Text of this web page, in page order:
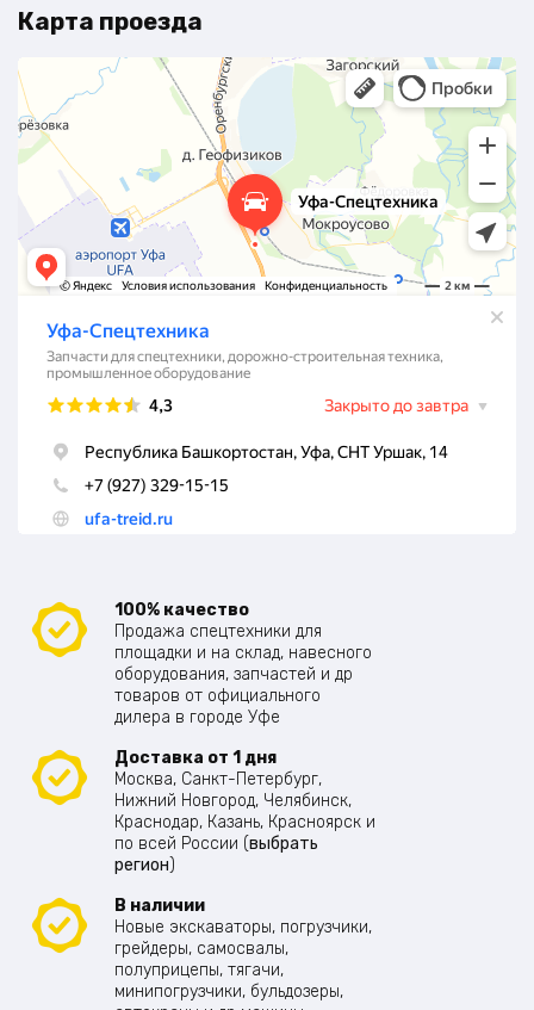
Карта проезда
100% качество
Продажа спецтехники для
площадки и на склад, навесного
оборудования, запчастей и др
товаров от официального
дилера в городе Уфе
Доставка от 1 дня
Москва, Санкт-Петербург,
Нижний Новгород, Челябинск,
Краснодар, Казань, Красноярск и
по всей России (выбрать
регион)
В наличии
Новые экскаваторы, погрузчики,
грейдеры, самосвалы,
полуприцепы, тягачи,
минипогрузчики, бульдозеры,